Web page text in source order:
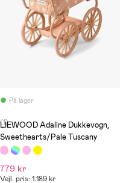
På lager
(1)
LIEWOOD Adaline Dukkevogn,
Sweethearts/Pale Tuscany
779 kr
Vejl. pris: 1.189 kr